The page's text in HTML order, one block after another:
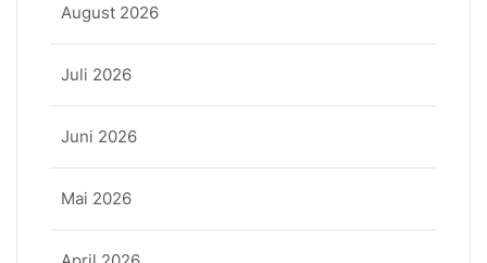
August 2026
Juli 2026
Juni 2026
Mai 2026